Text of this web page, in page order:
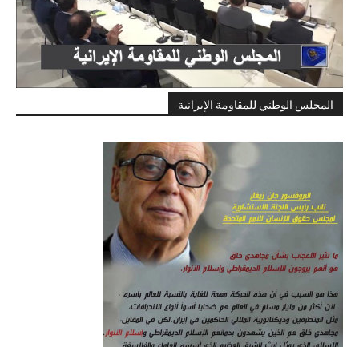
المجلس الوطني للمقاومة الإيرانية